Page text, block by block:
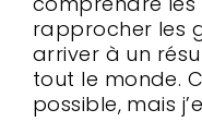
rapprocher les
arriver à un
tout le monde.
possible, mais